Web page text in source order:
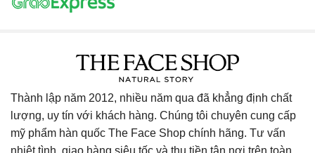
Thành lập năm 2012, nhiều năm qua đã khẳng định chất
lượng, uy tín với khách hàng. Chúng tôi chuyên cung cấp
mỹ phẩm hàn quốc The Face Shop chính hãng. Tư vấn
nhiệt tình, giao hàng siêu tốc và thu tiền tận nơi trên toàn